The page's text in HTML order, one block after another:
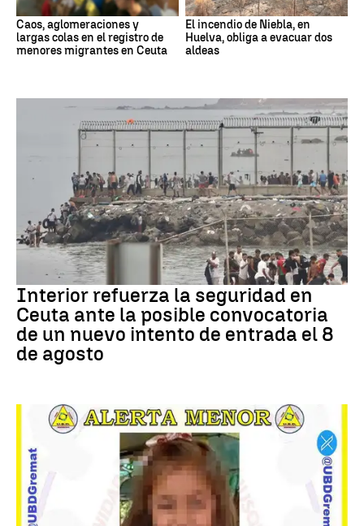
Caos, aglomeraciones y
largas colas en el registro de
menores migrantes en Ceuta
El incendio de Niebla, en
Huelva, obliga a evacuar dos
aldeas
CRISIS MIGRATORIA
Interior refuerza la seguridad en
Ceuta ante la posible convocatoria
de un nuevo intento de entrada el 8
de agosto